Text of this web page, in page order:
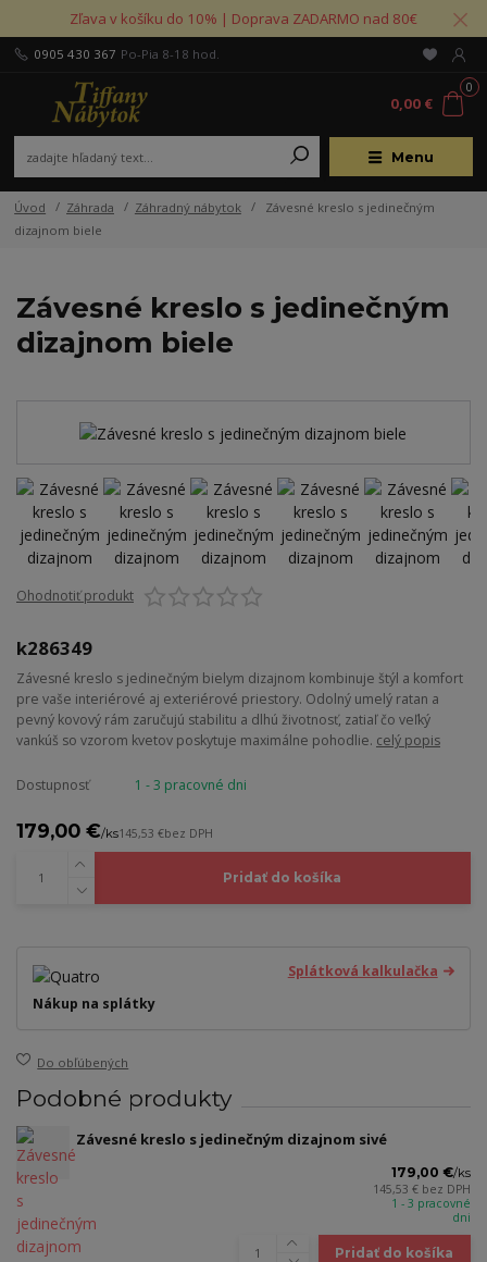
Zľava v košíku do 10% | Doprava ZADARMO nad 80€
Menu
0905 430 367 Po-Pia 8-18 hod.
0
0,00 €
Úvod Záhrada Záhradný nábytok
Závesné kreslo s jedinečným
dizajnom biele
Závesné kreslo s jedinečným
dizajnom biele
Ohodnotiť produkt
k286349
Závesné kreslo s jedinečným bielym dizajnom kombinuje štýl a komfort
pre vaše interiérové aj exteriérové priestory. Odolný umelý ratan a
pevný kovový rám zaručujú stabilitu a dlhú životnosť, zatiaľ čo veľký
vankúš so vzorom kvetov poskytuje maximálne pohodlie. celý popis
Dostupnosť 1 - 3 pracovné dni
179,00 €/ks145,53 €bez DPH
Pridať do košíka
Splátková kalkulačka
Nákup na splátky
Do obľúbených
Podobné produkty
Závesné kreslo s jedinečným dizajnom sivé
179,00 €/ks
145,53 € bez DPH
1 - 3 pracovné
dni
Pridať do košíka